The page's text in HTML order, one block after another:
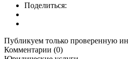
Поделиться:
Публикуем только проверенную
Комментарии (0)